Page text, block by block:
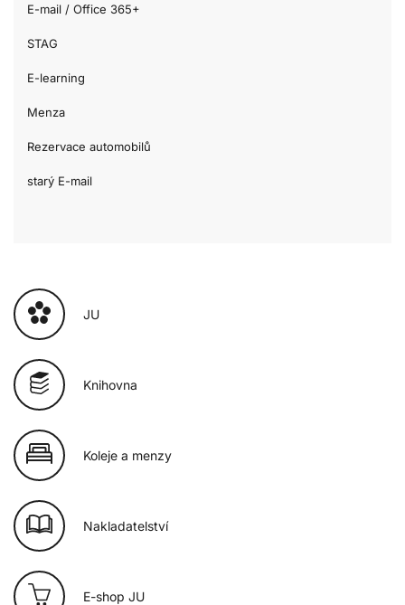
E-mail / Office 365+
STAG
E-learning
Menza
Rezervace automobilů
starý E-mail
JU
Knihovna
Koleje a menzy
Nakladatelství
E-shop JU